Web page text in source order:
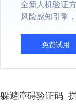
全新人机验证
风险感知引擎
免费试用
躲避障碍验证码_